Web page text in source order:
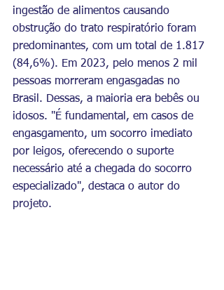
ingestão de alimentos causando
obstrução do trato respiratório foram
predominantes, com um total de 1.817
(84,6%). Em 2023, pelo menos 2 mil
pessoas morreram engasgadas no
Brasil. Dessas, a maioria era bebês ou
idosos. "É fundamental, em casos de
engasgamento, um socorro imediato
por leigos, oferecendo o suporte
necessário até a chegada do socorro
especializado", destaca o autor do
projeto.